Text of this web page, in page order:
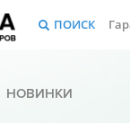
ПОИСК
НОВИНКИ